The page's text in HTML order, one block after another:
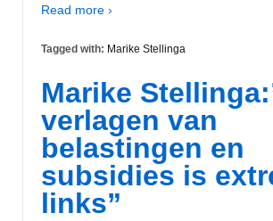
Read more ›
Tagged with: Marike Stellinga
Marike
verlagen van
belastingen en
subsidies is
links”